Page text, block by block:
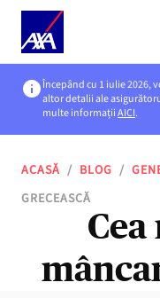
Începând cu 1 iulie 2026,
altor detalii ale
multe informațiiAICI.
ACASĂ / BLOG /
GRECEASCĂ